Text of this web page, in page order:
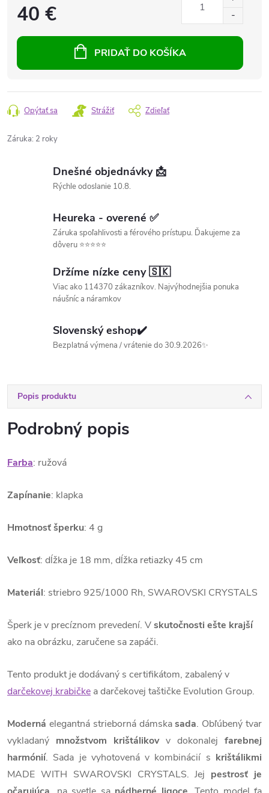
40 €
PRIDAŤ DO KOŠÍKA
Opýtať sa Strážiť Zdieľať
Záruka: 2 roky
Dnešné objednávky 📩
Rýchle odoslanie 10.8.
Heureka - overené ✅
Záruka spoľahlivosti a férového prístupu. Ďakujeme za
dôveru ⭐⭐⭐⭐⭐
Držíme nízke ceny 🇸🇰
Viac ako 114370 zákazníkov. Najvýhodnejšia ponuka
náušníc a náramkov
Slovenský eshop✔️
Bezplatná výmena / vrátenie do 30.9.2026✨
Popis produktu
Podrobný popis
Farba: ružová
Zapínanie: klapka
Hmotnosť šperku: 4 g
Veľkosť: dĺžka je 18 mm, dĺžka retiazky 45 cm
Materiál: striebro 925/1000 Rh, SWAROVSKI CRYSTALS
Šperk je v precíznom prevedení. Vskutočnosti ešte krajší
ako na obrázku, zaručene sa zapáči.
Tento produkt je dodávaný s certifikátom, zabalený v
darčekovej krabičke a darčekovej taštičke Evolution Group.
Moderná elegantná strieborná dámskasada. Obľúbený tvar
vykladaný množstvom krištálikovv dokonalej farebnej
harmónií. Sada je vyhotovená v kombinácií s krištálikmi
MADE WITH SWAROVSKI CRYSTALS. Jej pestrosť je